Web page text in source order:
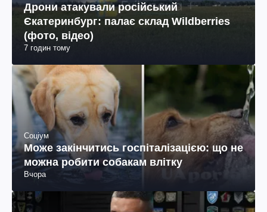
Дрони атакували російський
Єкатеринбург: палає склад Wildberries
(фото, відео)
7 годин тому
Соціум
Може закінчитись госпіталізацією: що не
можна робити собакам влітку
Вчора